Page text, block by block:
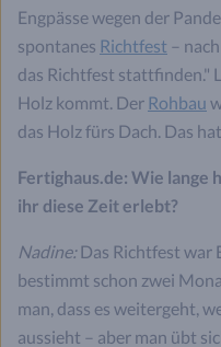
Engpässe wegen der
spontanes Richtfest –
das Richtfest stattfinden."
Holz kommt. Der Rohbau
das Holz fürs Dach. Das
Fertighaus.de: Wie lange
ihr diese Zeit erlebt?
Nadine:Das Richtfest war
bestimmt schon zwei
man, dass es weitergeht,
aussieht – aber man übt